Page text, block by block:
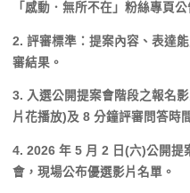
「感動．無所不在」粉絲專頁公
2. 評審標準：提案內容、表達
審結果。
3. 入選公開提案會階段之報名
片花播放)及 8 分鐘評審問答時
4. 2026 年 5 月 2 日(六)公開提
會，現場公布優選影片名單。